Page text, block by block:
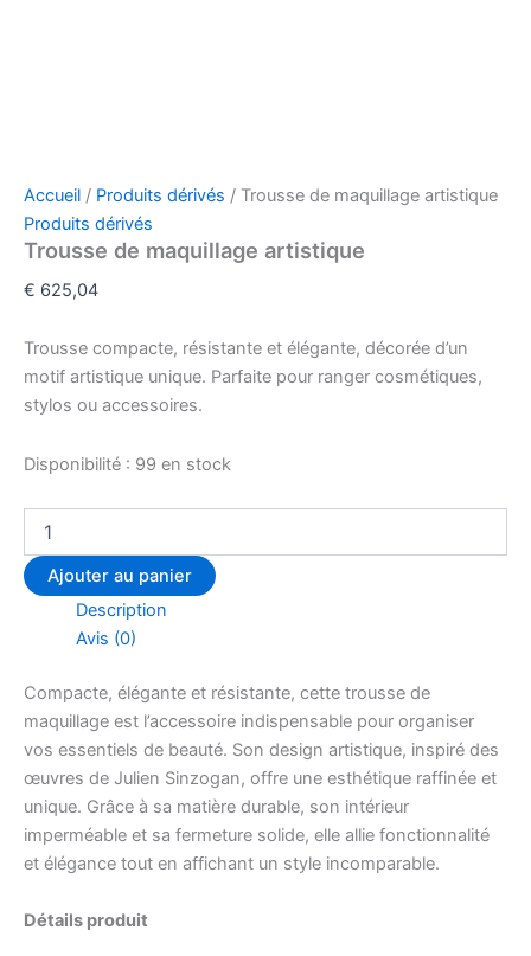
Accueil / Produits dérivés / Trousse de maquillage artistique
Produits dérivés
Trousse de maquillage artistique
€ 625,04
Trousse compacte, résistante et élégante, décorée d’un
motif artistique unique. Parfaite pour ranger cosmétiques,
stylos ou accessoires.
Disponibilité : 99 en stock
Ajouter au panier
Description
Avis (0)
Compacte, élégante et résistante, cette trousse de
maquillage est l’accessoire indispensable pour organiser
vos essentiels de beauté. Son design artistique, inspiré des
œuvres de Julien Sinzogan, offre une esthétique raffinée et
unique. Grâce à sa matière durable, son intérieur
imperméable et sa fermeture solide, elle allie fonctionnalité
et élégance tout en affichant un style incomparable.
Détails produit